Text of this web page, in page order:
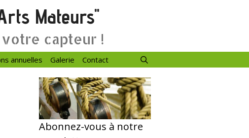
Mateurs"
capteur !
annuelles Galerie Contact
Abonnez-vous à notre